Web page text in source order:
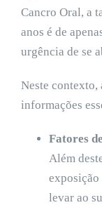
Cancro Oral, a
anos é de
urgência de se
Neste contexto,
informações
Fatores
Além
exposição
levar ao